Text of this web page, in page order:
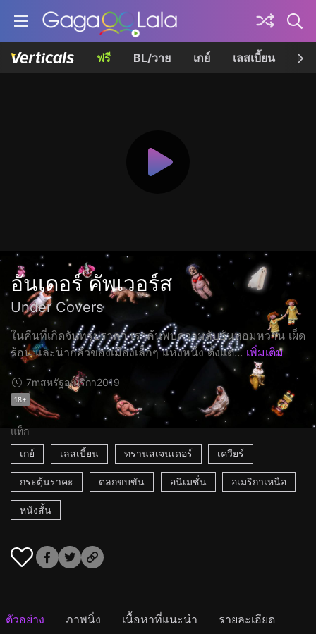
ฟรี BL/วาย เกย์ เลสเบี้ยน เค
อันเดอร์ คัพเวอร์ส
Under Covers
ในคืนที่เกิดจันทรุปราคา เราค้นพบความลับอันหอมหวาน เผ็ด
ร้อน และน่ากลัวของเมืองเล็กๆ แห่งหนึ่ง ตั้งแต่... เพิ่มเติม
7mสหรัฐอเมริกา2019
18+
แท็ก
เกย์
เลสเบี้ยน ทรานสเจนเดอร์ เควียร์
กระตุ้นราคะ ตลกขบขัน อนิเมชั่น อเมริกาเหนือ
หนังสั้น
ตัวอย่าง ภาพนิ่ง เนื้อหาที่แนะนำ รายละเอียด